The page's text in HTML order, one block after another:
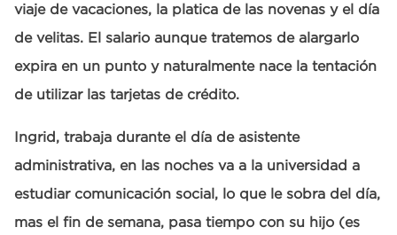
viaje de vacaciones, la platica de las novenas y el día
de velitas. El salario aunque tratemos de alargarlo
expira en un punto y naturalmente nace la tentación
de utilizar las tarjetas de crédito.
Ingrid, trabaja durante el día de asistente
administrativa, en las noches va a la universidad a
estudiar comunicación social, lo que le sobra del día,
mas el fin de semana, pasa tiempo con su hijo (es